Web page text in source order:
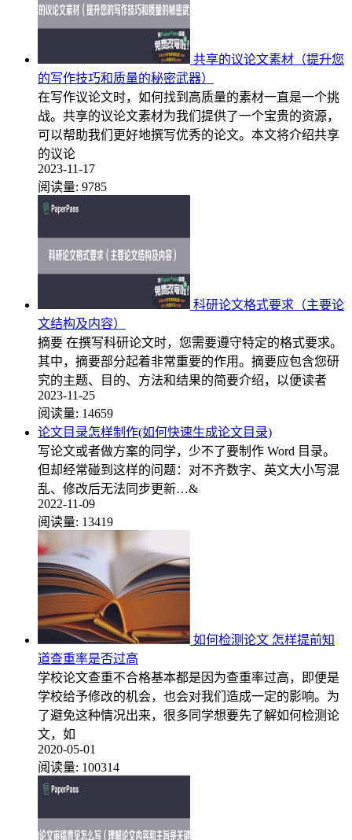
共享的议论文素材（提升您
的写作技巧和质量的秘密武器）
在写作议论文时，如何找到高质量的素材一直是一个挑
战。共享的议论文素材为我们提供了一个宝贵的资源，
可以帮助我们更好地撰写优秀的论文。本文将介绍共享
的议论
2023-11-17
阅读量: 9785
科研论文格式要求（主要论
文结构及内容）
摘要 在撰写科研论文时，您需要遵守特定的格式要求。
其中，摘要部分起着非常重要的作用。摘要应包含您研
究的主题、目的、方法和结果的简要介绍，以便读者
2023-11-25
阅读量: 14659
论文目录怎样制作(如何快速生成论文目录)
写论文或者做方案的同学，少不了要制作 Word 目录。
但却经常碰到这样的问题：对不齐数字、英文大小写混
乱、修改后无法同步更新…&
2022-11-09
阅读量: 13419
如何检测论文 怎样提前知
道查重率是否过高
学校论文查重不合格基本都是因为查重率过高，即便是
学校给予修改的机会，也会对我们造成一定的影响。为
了避免这种情况出来，很多同学想要先了解如何检测论
文，如
2020-05-01
阅读量: 100314